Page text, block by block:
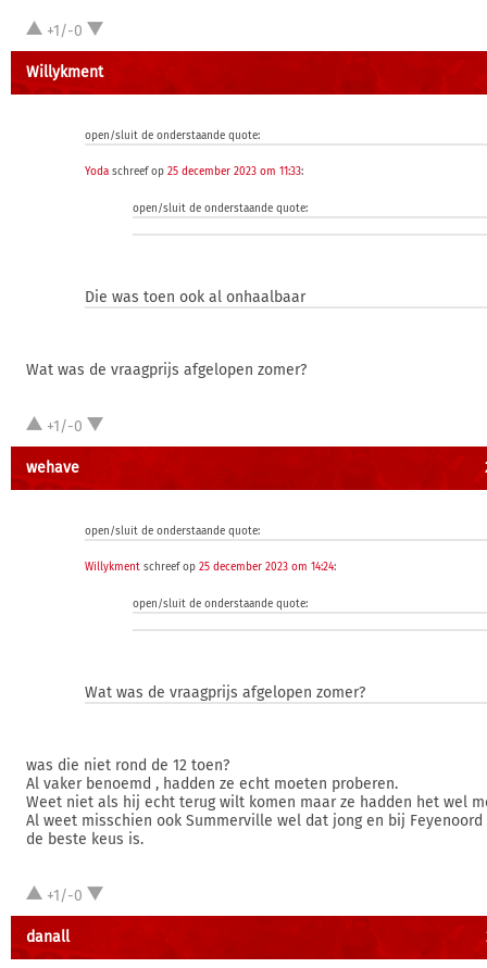
+1/-0
Willykment
open/sluit de onderstaande quote:
Yoda schreef op25 december 2023 om 11:33:
open/sluit de onderstaande quote:
Die was toen ook al onhaalbaar
Wat was de vraagprijs afgelopen zomer?
+1/-0
wehave
open/sluit de onderstaande quote:
Willykment schreef op25 december 2023 om 14:24:
open/sluit de onderstaande quote:
Wat was de vraagprijs afgelopen zomer?
was die niet rond de 12 toen?
Al vaker benoemd , hadden ze echt moeten proberen.
Weet niet als hij echt terug wilt komen maar ze hadden het wel
Al weet misschien ook Summerville wel dat jong en bij
de beste keus is.
+1/-0
danall